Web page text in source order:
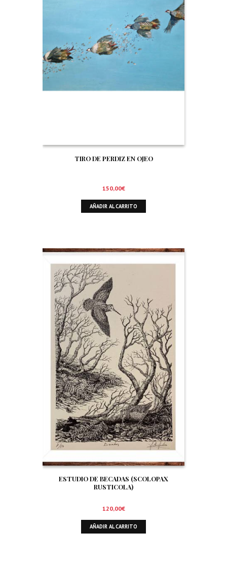
TIRO DE PERDIZ EN OJEO
150,00€
AÑADIR AL CARRITO
ESTUDIO DE BECADAS (SCOLOPAX
RUSTICOLA)
120,00€
AÑADIR AL CARRITO